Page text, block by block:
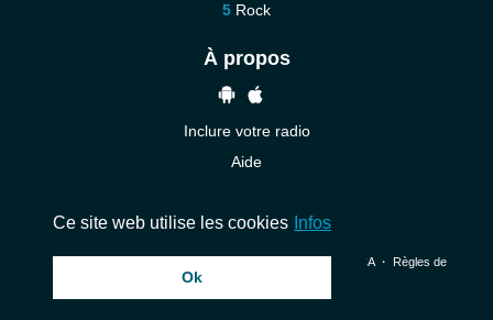
Rock
À propos
Inclure votre radio
Aide
DMCA・ Règles de
Ce site web utilise les cookies Infos
Ok